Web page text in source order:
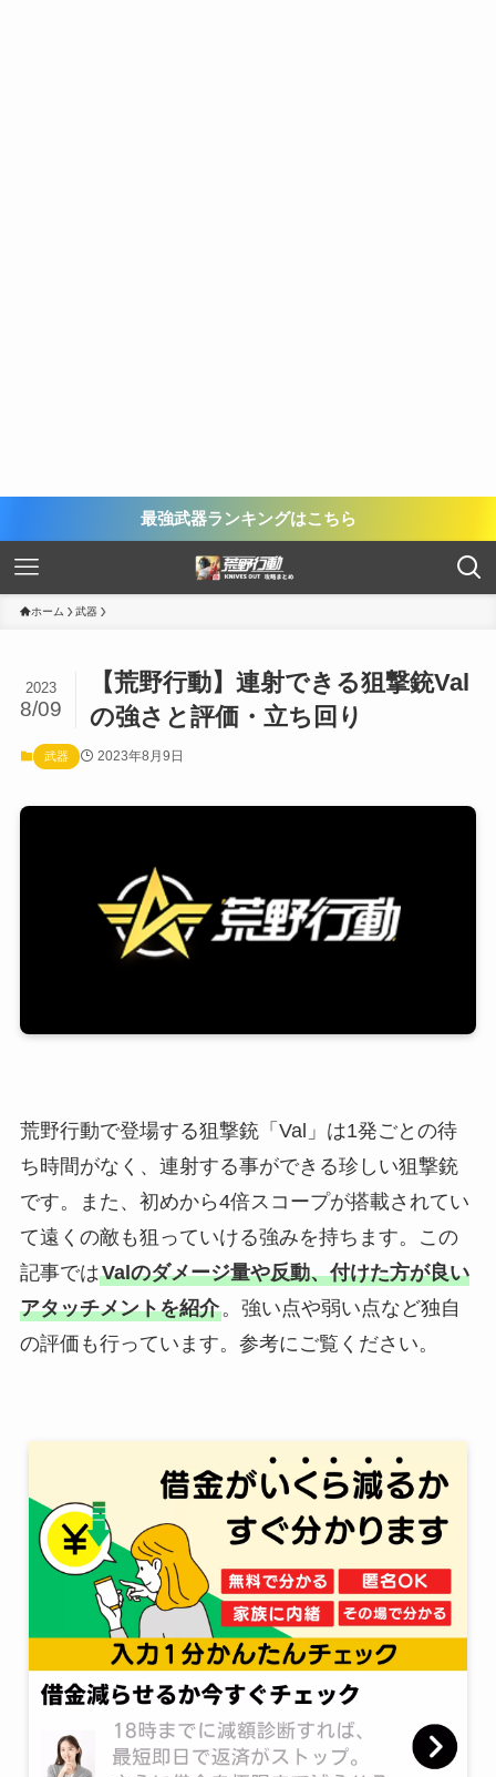
最強武器ランキングはこちら
ホーム 武器
【荒野行動】連射できる狙撃銃Val
の強さと評価・立ち回り
2023
8/09
武器 2023年8月9日
荒野行動で登場する狙撃銃「Val」は1発ごとの待
ち時間がなく、連射する事ができる珍しい狙撃銃
です。また、初めから4倍スコープが搭載されてい
て遠くの敵も狙っていける強みを持ちます。この
記事ではValのダメージ量や反動、付けた方が良い
アタッチメントを紹介。強い点や弱い点など独自
の評価も行っています。参考にご覧ください。